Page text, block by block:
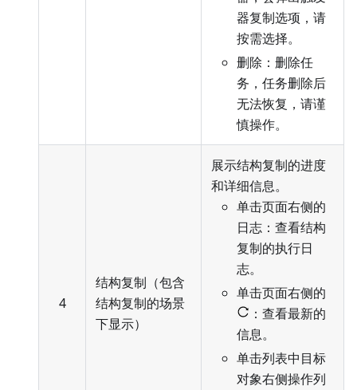
器复制选项，请
按需选择。
删除：删除任
务，任务删除后
无法恢复，请谨
慎操作。
4
结构复制（包含
结构复制的场景
下显示）
展示结构复制的进度
和详细信息。
单击页面右侧的
日志：查看结构
复制的执行日
志。
单击页面右侧的
：查看最新的
信息。
单击列表中目标
对象右侧操作列